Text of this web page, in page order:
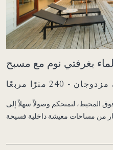
بغرفتي نوم مع مسبح
مترًا مربعًا
المحيط، لتمنحكم وصولاً سهلاً إلى